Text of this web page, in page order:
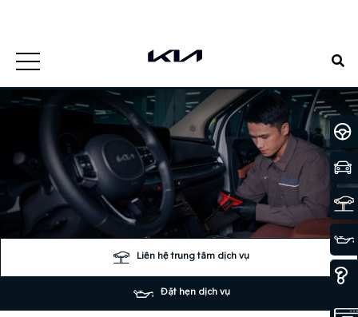
Liên hệ trung tâm dịch vụ
Đặt hẹn dịch vụ